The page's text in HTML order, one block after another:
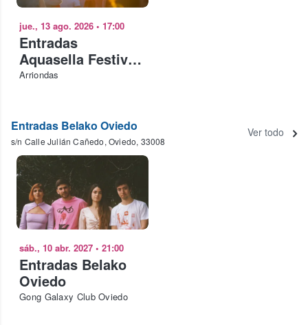
jue., 13 ago. 2026 • 17:00
Entradas
Aquasella Festival
2026 - Abono 4
Arriondas
Entradas Belako Oviedo
s/n Calle Julián Cañedo, Oviedo, 33008
Ver todo
sáb., 10 abr. 2027 • 21:00
Entradas Belako
Oviedo
Gong Galaxy Club Oviedo